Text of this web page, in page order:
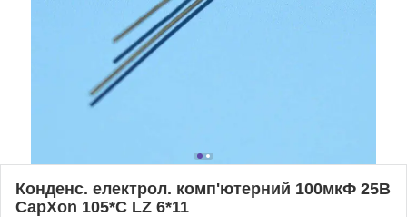
Конденс. електрол. комп'ютерний 100мкФ 25В
CapXon 105*С LZ 6*11